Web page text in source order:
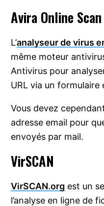
Avira Online Scan
L’analyseur de virus
même moteur
Antivirus pour
URL via un formulaire
Vous devez
adresse email pour
envoyés par mail.
VirSCAN
VirSCAN.org est un
l’analyse en ligne de